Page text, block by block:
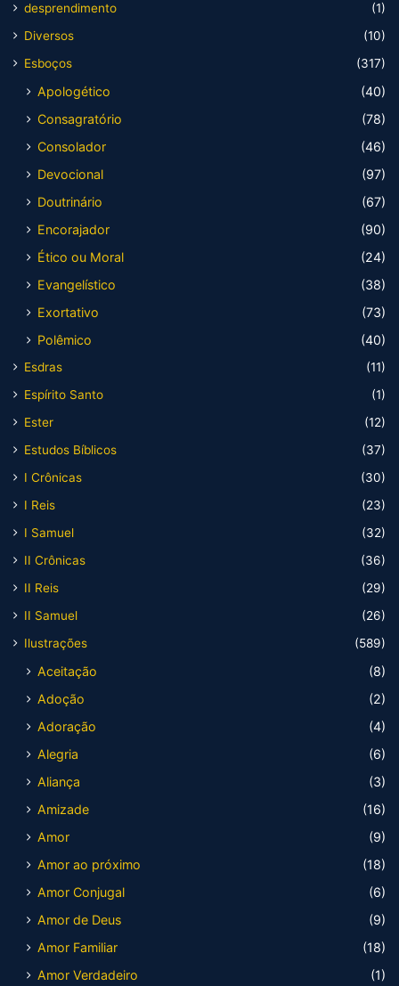
desprendimento
(1)
Diversos
(10)
Esboços
(317)
Apologético
(40)
Consagratório
(78)
Consolador
(46)
Devocional
(97)
Doutrinário
(67)
Encorajador
(90)
Ético ou Moral
(24)
Evangelístico
(38)
Exortativo
(73)
Polêmico
(40)
Esdras
(11)
Espírito Santo
(1)
Ester
(12)
Estudos Bíblicos
(37)
I Crônicas
(30)
I Reis
(23)
I Samuel
(32)
II Crônicas
(36)
II Reis
(29)
II Samuel
(26)
Ilustrações
(589)
Aceitação
(8)
Adoção
(2)
Adoração
(4)
Alegria
(6)
Aliança
(3)
Amizade
(16)
Amor
(9)
Amor ao próximo
(18)
Amor Conjugal
(6)
Amor de Deus
(9)
Amor Familiar
(18)
Amor Verdadeiro
(1)